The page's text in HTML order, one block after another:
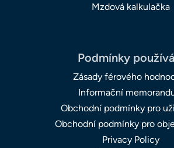
Mzdová kalkulačka
Podmínky
Zásady férového
Informační
Obchodní podmínky pro
Obchodní podmínky pro
Privacy Policy